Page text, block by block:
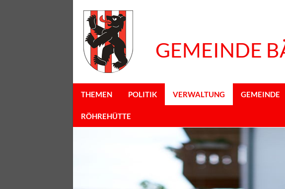
GEMEINDE
THEMEN POLITIK VERWALTUNG GEMEINDE
RÖHREHÜTTE